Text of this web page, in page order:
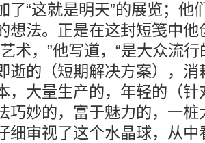
了“这就是明天”的展览；他
想法。正是在这封短笺中他
术，”他写道，“是大众流
逝的（短期解决方案），
，大量生产的，年轻的（
巧妙的，富于魅力的，一桩
细审视了这个水晶球，从